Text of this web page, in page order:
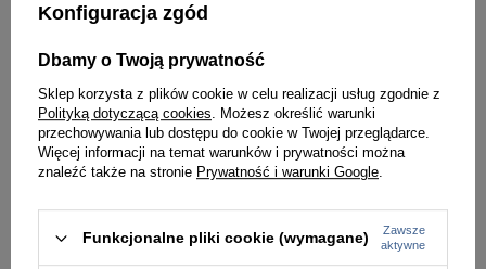
Walizka kabinowa na kółkach mała niebieska SwissBags Echo 55cm
459,00 zł 459,00 zł
Konfiguracja zgód
Dbamy o Twoją prywatność
Sklep korzysta z plików cookie w celu realizacji usług zgodnie z
Polityką dotyczącą cookies. Możesz określić warunki
przechowywania lub dostępu do cookie w Twojej przeglądarce.
Więcej informacji na temat warunków i prywatności można
znaleźć także na stronie Prywatność i warunki Google.
Funkcjonalne pliki cookie (wymagane)
Zawsze
aktywne